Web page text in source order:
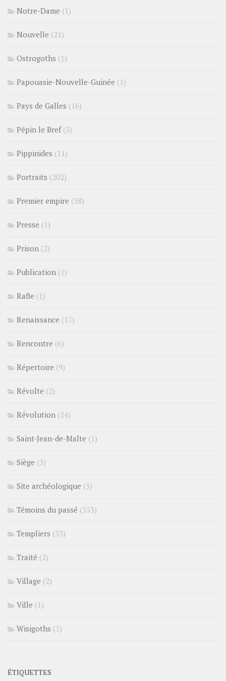
Notre-Dame (1)
Nouvelle (21)
Ostrogoths (1)
Papouasie-Nouvelle-Guinée (1)
Pays de Galles (16)
Pépin le Bref(3)
Pippinides (11)
Portraits (202)
Premier empire (58)
Presse (1)
Prison (2)
Publication (1)
Rafle (1)
Renaissance (17)
Rencontre (6)
Répertoire (9)
Révolte (2)
Révolution (24)
Saint-Jean-de-Malte (1)
Siège (3)
Site archéologique (5)
Témoins du passé (353)
Templiers (33)
Traité (2)
Village (2)
Ville (1)
Wisigoths (1)
ÉTIQUETTES